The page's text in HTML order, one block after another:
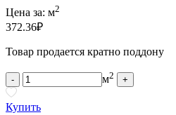
Цена за: м2
372.36₽
Товар продается кратно поддону
- м2 +
Купить